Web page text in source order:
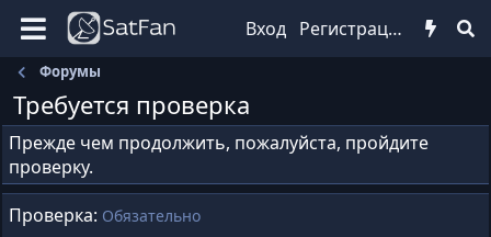
Вход Регистрация
Форумы
Требуется проверка
Прежде чем продолжить, пожалуйста, пройдите
проверку.
Проверка Обязательно